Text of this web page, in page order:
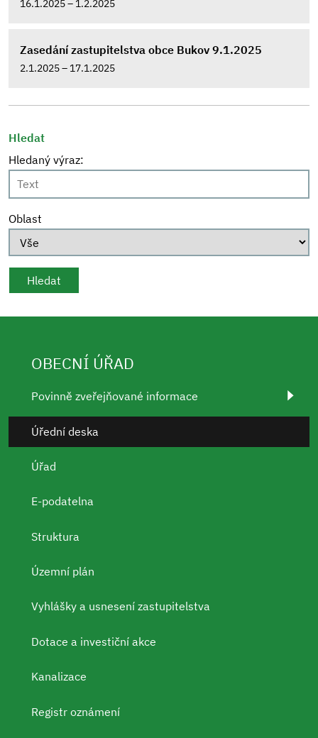
16.1.2025 – 1.2.2025
Zasedání zastupitelstva obce Bukov 9.1.2025
2.1.2025 – 17.1.2025
Hledat
Hledaný výraz:
Oblast
OBECNÍ ÚŘAD
Povinně zveřejňované informace
Úřední deska
Úřad
E-podatelna
Struktura
Územní plán
Vyhlášky a usnesení zastupitelstva
Dotace a investiční akce
Kanalizace
Registr oznámení